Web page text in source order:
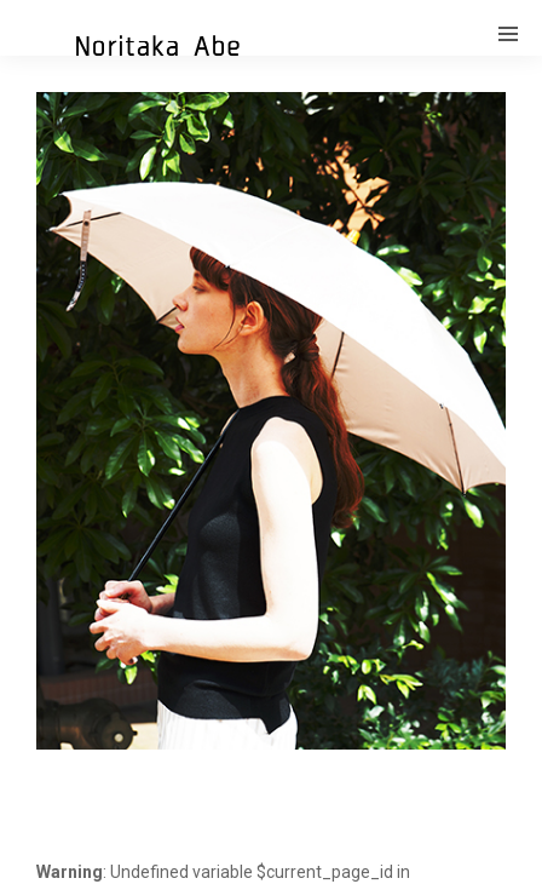
Warning: Undefined variable $current_page_id in